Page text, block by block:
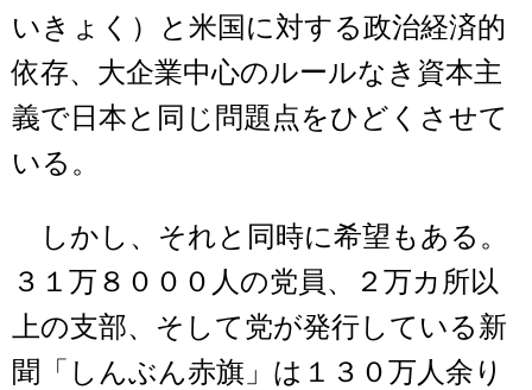
いきょく）と米国に対する政治経済的
依存、大企業中心のルールなき資本主
義で日本と同じ問題点をひどくさせて
いる。
しかし、それと同時に希望もある。
３１万８０００人の党員、２万カ所以
上の支部、そして党が発行している新
聞「しんぶん赤旗」は１３０万人余り